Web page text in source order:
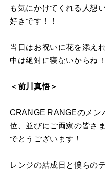
も気にかけてくれる人想
好きです！！
当日はお祝いに花を添え
中は絶対に寝ないからね
＜前川真悟＞
ORANGE RANGEのメン
位、並びにご両家の皆さ
でとうございます！
レンジの結成日と僕らの